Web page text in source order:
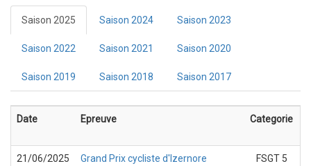
Saison 2025 Saison 2024 Saison 2023
Saison 2022 Saison 2021 Saison 2020
Saison 2019 Saison 2018 Saison 2017
Date Epreuve Categorie
21/06/2025 Grand Prix cycliste d'Izernore FSGT 5